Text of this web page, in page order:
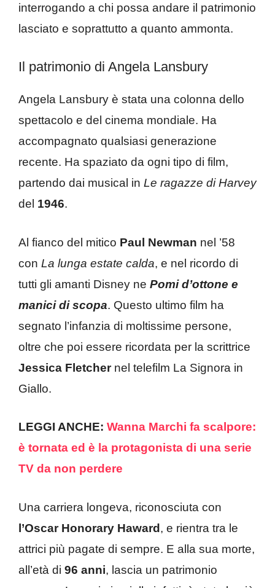
interrogando a chi possa andare il patrimonio
lasciato e soprattutto a quanto ammonta.
Il patrimonio di Angela Lansbury
Angela Lansbury è stata una colonna dello
spettacolo e del cinema mondiale. Ha
accompagnato qualsiasi generazione
recente. Ha spaziato da ogni tipo di film,
partendo dai musical in Le ragazze di Harvey
del 1946.
Al fianco del mitico Paul Newman nel ’58
con La lunga estate calda, e nel ricordo di
tutti gli amanti Disney ne Pomi d’ottone e
manici di scopa. Questo ultimo film ha
segnato l’infanzia di moltissime persone,
oltre che poi essere ricordata per la scrittrice
Jessica Fletchernel telefilm La Signora in
Giallo.
LEGGI ANCHE: Wanna Marchi fa scalpore:
è tornata ed è la protagonista di una serie
TV da non perdere
Una carriera longeva, riconosciuta con
l’Oscar Honorary Haward, e rientra tra le
attrici più pagate di sempre. E alla sua morte,
all’età di 96 anni, lascia un patrimonio